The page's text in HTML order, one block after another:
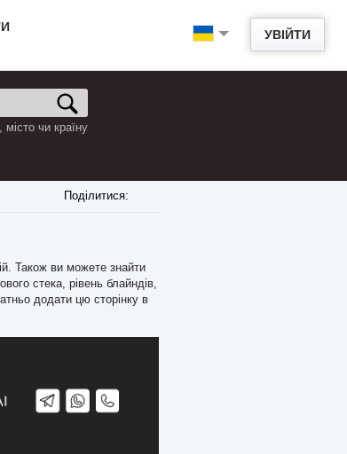
УВІЙТИ
чи країну
Поділитися:
Також ви можете знайти
стека, рівень блайндів,
додати цю сторінку в